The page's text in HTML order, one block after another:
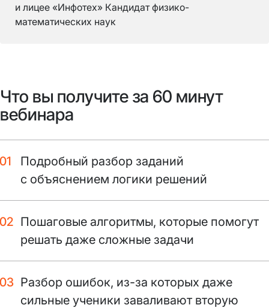
Что вы получите за 60 минут
вебинара
Подробный разбор заданий
с объяснением логики решений
Пошаговые алгоритмы, которые помогут
решать даже сложные задачи
Разбор ошибок, из-за которых даже
сильные ученики заваливают вторую
и лицее «Инфотех» Кандидат физико-
математических наук